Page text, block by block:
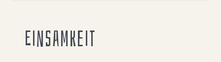
Einsamkeit